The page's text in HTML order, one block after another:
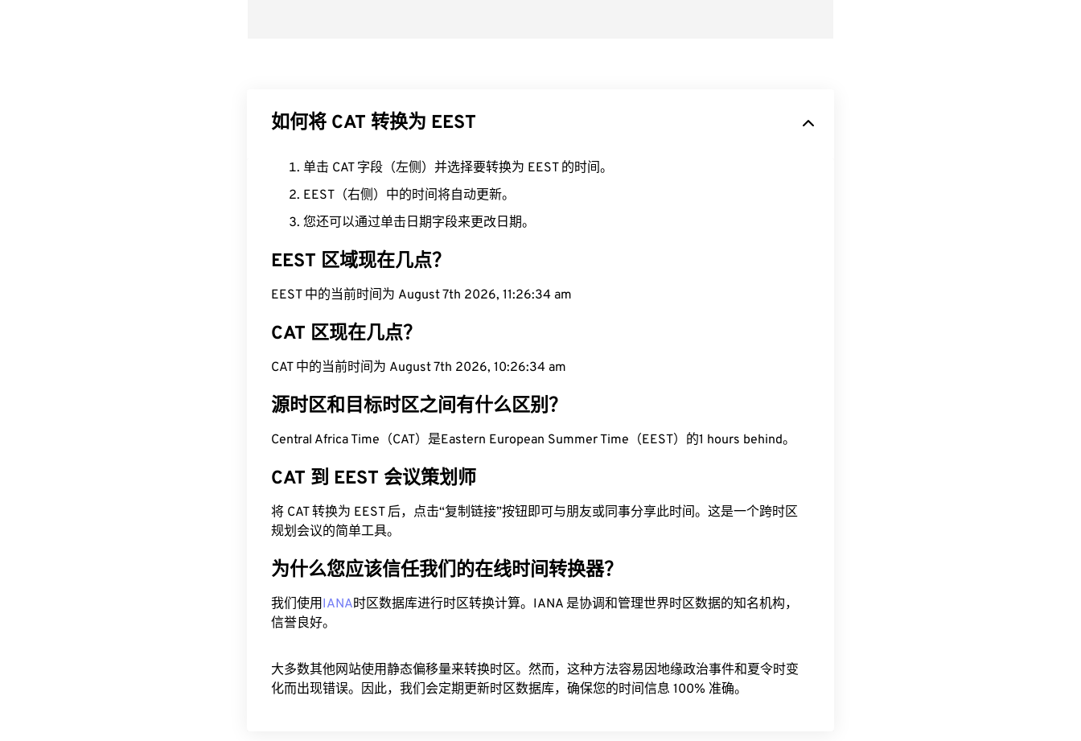
如何将 CAT 转换为 EEST
单击 CAT 字段（左侧）并选择要转换为 EEST 的时间。
EEST（右侧）中的时间将自动更新。
您还可以通过单击日期字段来更改日期。
EEST 区域现在几点？
EEST 中的当前时间为 August 7th 2026, 11:26:35 am
CAT 区现在几点？
CAT 中的当前时间为 August 7th 2026, 10:26:35 am
源时区和目标时区之间有什么区别？
Central Africa Time（CAT）是Eastern European Summer Time（EEST）的1 hours behind。
CAT 到 EEST 会议策划师
将 CAT 转换为 EEST 后，点击“复制链接”按钮即可与朋友或同事分享此时间。这是一个跨时区
规划会议的简单工具。
为什么您应该信任我们的在线时间转换器？
我们使用IANA时区数据库进行时区转换计算。IANA 是协调和管理世界时区数据的知名机构，
信誉良好。
大多数其他网站使用静态偏移量来转换时区。然而，这种方法容易因地缘政治事件和夏令时变
化而出现错误。因此，我们会定期更新时区数据库，确保您的时间信息 100% 准确。